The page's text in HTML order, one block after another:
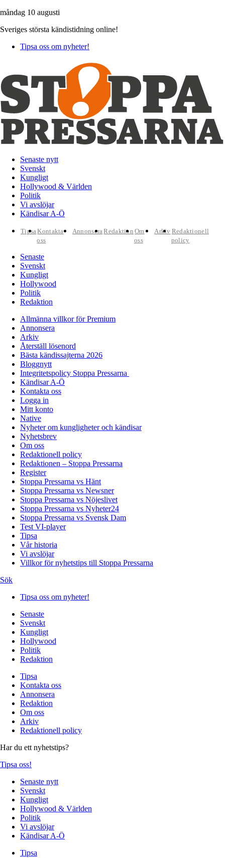
måndag 10 augusti
Sveriges största kändistidning online!
Tipsa oss om nyheter!
Senaste nytt
Svenskt
Kungligt
Hollywood & Världen
Politik
Vi avslöjar
Kändisar A-Ö
TipsaKontakta
oss
AnnonseraRedaktion Om
oss
Arkiv Redaktionell
policy
Senaste
Svenskt
Kungligt
Hollywood
Politik
Redaktion
Allmänna villkor för Premium
Annonsera
Arkiv
Återställ lösenord
Bästa kändissajterna 2026
Bloggnytt
Integritetspolicy Stoppa Pressarna
Kändisar A-Ö
Kontakta oss
Logga in
Mitt konto
Native
Nyheter om kungligheter och kändisar
Nyhetsbrev
Om oss
Redaktionell policy
Redaktionen – Stoppa Pressarna
Register
Stoppa Pressarna vs Hänt
Stoppa Pressarna vs Newsner
Stoppa Pressarna vs Nöjeslivet
Stoppa Pressarna vs Nyheter24
Stoppa Pressarna vs Svensk Dam
Test VI-player
Tipsa
Vår historia
Vi avslöjar
Villkor för nyhetstips till Stoppa Pressarna
Sök
Tipsa oss om nyheter!
Senaste
Svenskt
Kungligt
Hollywood
Politik
Redaktion
Tipsa
Kontakta oss
Annonsera
Redaktion
Om oss
Arkiv
Redaktionell policy
Har du ett nyhetstips?
Tipsa oss!
Senaste nytt
Svenskt
Kungligt
Hollywood & Världen
Politik
Vi avslöjar
Kändisar A-Ö
Tipsa